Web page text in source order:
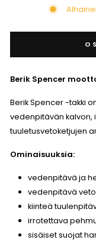
Berik Spencer
Berik Spencer -takki
vedenpitävän kalvon,
tuuletusvetoketjujen
Ominaisuuksia:
vedenpitävä ja
vedenpitävä
kiinteä
irrotettava
sisäiset suojat